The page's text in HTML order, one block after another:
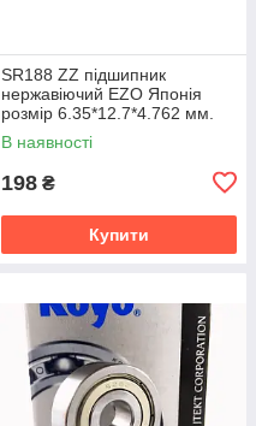
SR188 ZZ підшипник
нержавіючий EZO Японія
розмір 6.35*12.7*4.762 мм.
В наявності
198 ₴
Купити